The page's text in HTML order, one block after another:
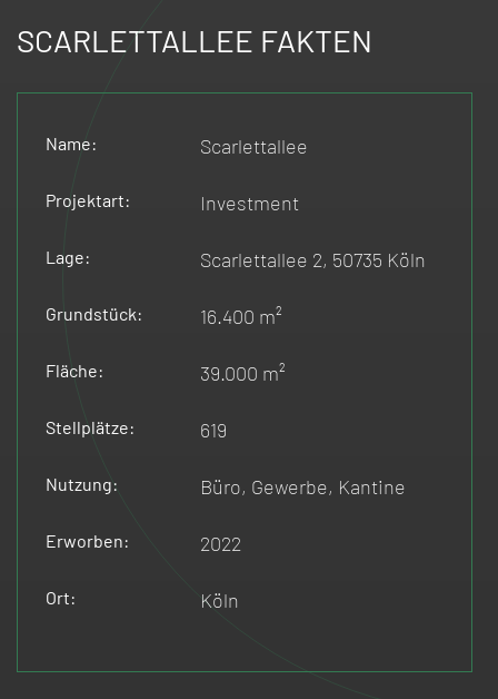
SCARLETTALLEE FAKTEN
Name: Scarlettallee
Projektart: Investment
Lage: Scarlettallee 2, 50735 Köln
Grundstück: 16.400 m²
Fläche: 39.000 m²
Stellplätze: 619
Nutzung: Büro, Gewerbe, Kantine
Erworben: 2022
Ort: Köln